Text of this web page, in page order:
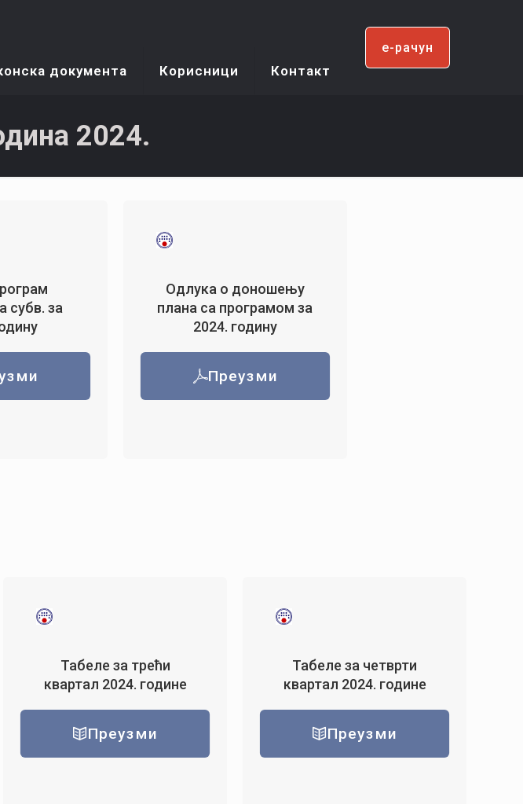
документа Корисници Контакт
e-рачун
2024.
субв. за
Одлука о доношењу
плана са програмом за
2024. годину
Преузми
Табеле за трећи
квартал 2024. године
Преузми
Табеле за четврти
квартал 2024. године
Преузми